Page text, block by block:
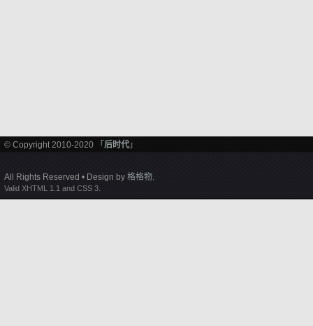
© Copyright 2010-2020 「 后时代 」
All Rights Reserved • Design by 格格物.
Valid XHTML 1.1 and CSS 3.